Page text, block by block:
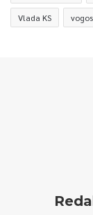
Vlada KS